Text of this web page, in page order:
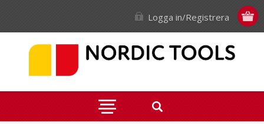
Logga in/Registrera